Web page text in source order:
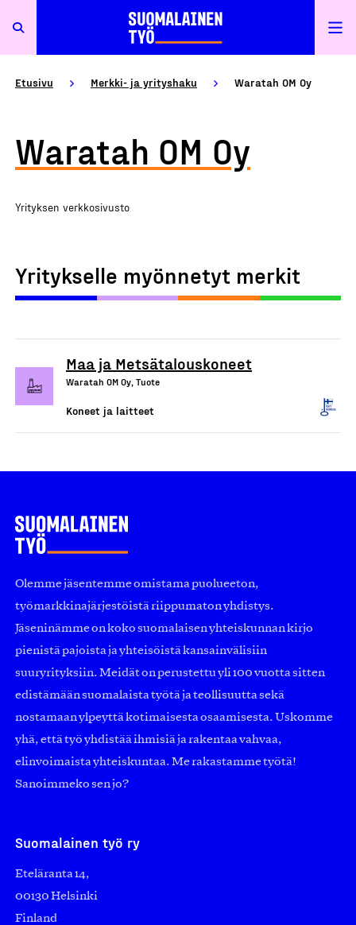
Etusivu Merkki- ja yrityshaku Waratah OM Oy
Waratah OM Oy
Yrityksen verkkosivusto
Yritykselle myönnetyt merkit
Maa ja Metsätalouskoneet
Waratah OM Oy, Tuote
Koneet ja laitteet
Olemme jäsentemme omistama puolueeton,
työmarkkinajärjestöistä riippumaton yhdistys.
Jäseninämme on koko suomalaisen yhteiskunnan kirjo
pienistä pajoista ja yhteisöistä kansainvälisiin
suuryrityksiin. Meidät on perustettu yli 100 vuotta sitten
edistämään suomalaista työtä ja teollisuutta sekä
nostamaan ylpeyttä kotimaisesta osaamisesta. Uskomme
yhä, että työ yhdistää ihmisiä ja rakentaa vahvaa,
elinvoimaista yhteiskuntaa. Me rakastamme työtä!
Sanoimmeko sen jo?
Suomalainen työ ry
Eteläranta 14,
00130 Helsinki
Finland